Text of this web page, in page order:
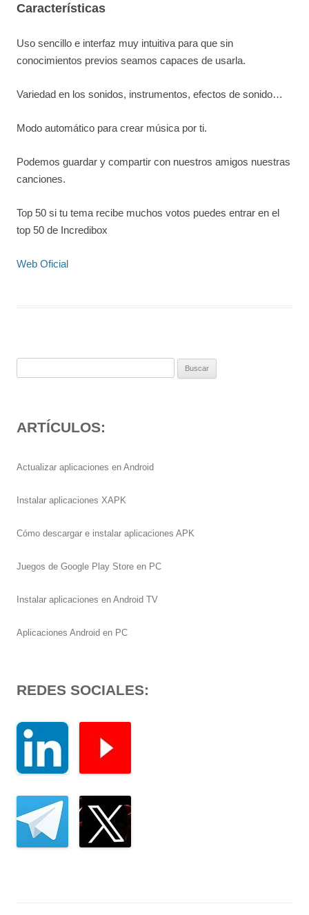
Características
Uso sencillo e interfaz muy intuitiva para que sin
conocimientos previos seamos capaces de usarla.
Variedad en los sonidos, instrumentos, efectos de sonido…
Modo automático para crear música por ti.
Podemos guardar y compartir con nuestros amigos nuestras
canciones.
Top 50 si tu tema recibe muchos votos puedes entrar en el
top 50 de Incredibox
Web Oficial
ARTÍCULOS:
Actualizar aplicaciones en Android
Instalar aplicaciones XAPK
Cómo descargar e instalar aplicaciones APK
Juegos de Google Play Store en PC
Instalar aplicaciones en Android TV
Aplicaciones Android en PC
REDES SOCIALES: